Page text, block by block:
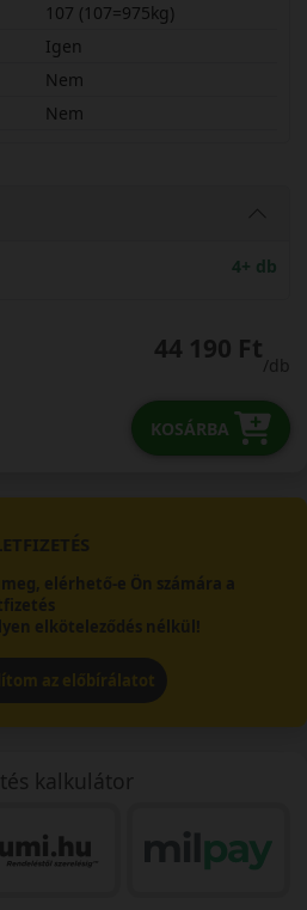
107 (107=975kg)
Igen
Nem
Nem
4+ db
44 190 Ft
/db
KOSÁRBA
meg, elérhető-e Ön számára a
elköteleződés nélkül!
az előbírálatot
kalkulátor